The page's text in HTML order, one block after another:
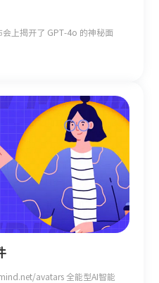
上揭开了 GPT-4o 的神秘面
avatars 全能型AI智能